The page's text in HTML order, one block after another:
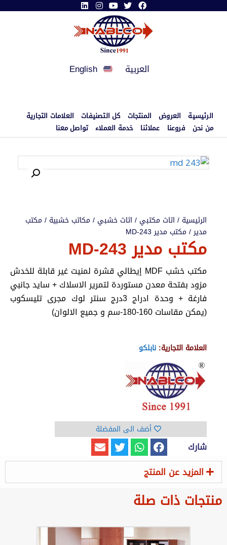
العربية English
الرئيسية العروض المنتجات كل التصنيفات
العلامات التجارية
من نحن فروعنا عملائنا خدمة العملاء تواصل معنا
الرئيسية / اثاث مكتبي / اثاث خشبي /مكاتب خشبية /مكتب
مدير/ مكتب مدير MD-243
مكتب مدير MD-243
مكتب خشب MDF إيطالي قشرة لمنيت غير قابلة للخدش
مزود بفتحة معدن مستوردة لتمرير الاسلاك + سايد جانبي
فارغة + وحدة ادراج 3درج سنتر لوك مجرى تليسكوب
(يمكن مقاسات 160-180-سم و جميع الالوان)
العلامة التجارية: نابلكو
أضف الى المفضلة
شارك
المزيد عن المنتج
منتجات ذات صلة